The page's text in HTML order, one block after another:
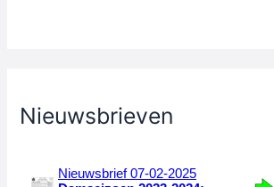
Nieuwsbrieven